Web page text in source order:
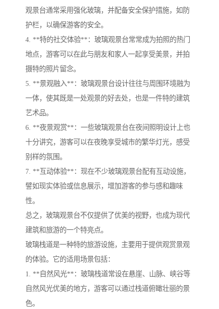
观景台通常采用强化玻璃，并配备安全保护措施，如防
护栏，以确保游客的安全。
4. **特的社交体验**：玻璃观景台常常成为拍照的热门
地点，游客可以在此与朋友和家人一起享受美景，并拍
摄特的照片留念。
5. **景观融入**：玻璃观景台设计往往与周围环境融为
一体，使其既是一处观景的好去处，也是一件特的建筑
艺术品。
6. **夜景观赏**：一些玻璃观景台在夜间照明设计上也
十分讲究，游客可以在夜晚享受城市的繁华灯光，感受
别样的氛围。
7. **互动体验**：现在不少玻璃观景台配有互动设施，
譬如现实体验或信息展示，增加游客的参与感和趣味
性。
总之，玻璃观景台不仅提供了优美的视野，也成为现代
建筑和旅游的一个特亮点。
玻璃栈道是一种特的旅游设施，主要用于提供观赏景观
的体验。它的适用场景包括：
1. **自然风光**：玻璃栈道常设在悬崖、山脉、峡谷等
自然风光优美的地方，游客可以通过栈道俯瞰壮丽的景
色。